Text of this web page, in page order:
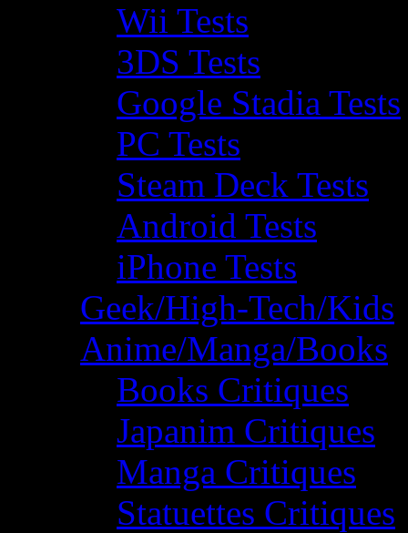
Wii Tests
3DS Tests
Google Stadia Tests
PC Tests
Steam Deck Tests
Android Tests
iPhone Tests
Geek/High-Tech/Kids
Anime/Manga/Books
Books Critiques
Japanim Critiques
Manga Critiques
Statuettes Critiques